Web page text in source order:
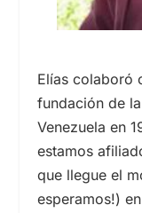
Elías colaboró
fundación de
Venezuela en
estamos
que llegue el
esperamos!)